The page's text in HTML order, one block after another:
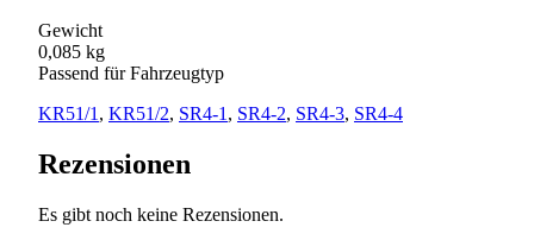
Gewicht
0,085 kg
Passend für Fahrzeugtyp
KR51/1 , KR51/2, SR4-1 , SR4-2, SR4-3, SR4-4
Rezensionen
Es gibt noch keine Rezensionen.